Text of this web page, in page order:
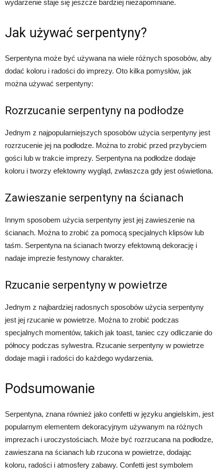
wydarzenie staje się jeszcze bardziej niezapomniane.
Jak używać serpentyny?
Serpentyna może być używana na wiele różnych sposobów, aby
dodać koloru i radości do imprezy. Oto kilka pomysłów, jak
można używać serpentyny:
Rozrzucanie serpentyny na podłodze
Jednym z najpopularniejszych sposobów użycia serpentyny jest
rozrzucenie jej na podłodze. Można to zrobić przed przybyciem
gości lub w trakcie imprezy. Serpentyna na podłodze dodaje
koloru i tworzy efektowny wygląd, zwłaszcza gdy jest oświetlona.
Zawieszanie serpentyny na ścianach
Innym sposobem użycia serpentyny jest jej zawieszenie na
ścianach. Można to zrobić za pomocą specjalnych klipsów lub
taśm. Serpentyna na ścianach tworzy efektowną dekorację i
nadaje imprezie festynowy charakter.
Rzucanie serpentyny w powietrze
Jednym z najbardziej radosnych sposobów użycia serpentyny
jest jej rzucanie w powietrze. Można to zrobić podczas
specjalnych momentów, takich jak toast, taniec czy odliczanie do
północy podczas sylwestra. Rzucanie serpentyny w powietrze
dodaje magii i radości do każdego wydarzenia.
Podsumowanie
Serpentyna, znana również jako confetti w języku angielskim, jest
popularnym elementem dekoracyjnym używanym na różnych
imprezach i uroczystościach. Może być rozrzucana na podłodze,
zawieszana na ścianach lub rzucona w powietrze, dodając
koloru, radości i atmosfery zabawy. Confetti jest symbolem